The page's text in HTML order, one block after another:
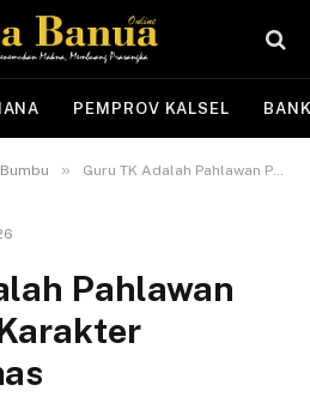
PEMPROV KALSEL
» Guru TK Adalah Pahlawan Pembentuk Karakter Generasi Emas
Pahlawan